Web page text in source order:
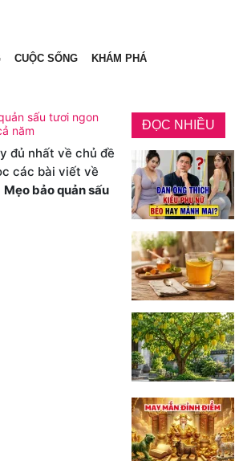
CUỘC SỐNG KHÁM PHÁ
sấu tươi ngon
năm
đủ nhất về chủ đề
các bài viết về
Mẹo bảo quản sấu
ĐỌC NHIỀU